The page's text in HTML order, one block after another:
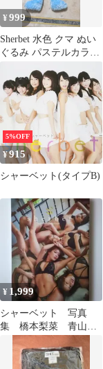
¥999
Sherbet 水色 クマ ぬい
ぐるみ パステルカラー
5%OFF
¥915
シャーベット(タイプB)
¥ 1,999
シャーベット 写真
集 橋本梨菜 青山ひ
かる 犬童美乃梨 河
路由希子 清瀬汐希